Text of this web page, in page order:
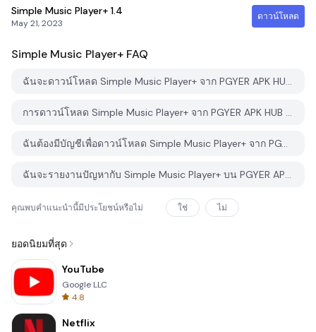
Simple Music Player+ 1.4
May 21, 2023
ดาวน์โหลด
Simple Music Player+ FAQ
ฉันจะดาวน์โหลด Simple Music Player+ จาก PGYER APK HUB อย่างไร?
การดาวน์โหลด Simple Music Player+ จาก PGYER APK HUB ฟรีหรือไม่?
ฉันต้องมีบัญชีเพื่อดาวน์โหลด Simple Music Player+ จาก PGYER APK HUB หรือไม่?
ฉันจะรายงานปัญหากับ Simple Music Player+ บน PGYER APK HUB ได้อย่างไร?
คุณพบคำแนะนำนี้มีประโยชน์หรือไม่ ใช่ ไม่
ยอดนิยมที่สุด
YouTube
Google LLC
4.8
Netflix